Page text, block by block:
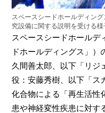
スペースシードホールディン
究設備に関する説明を受ける様
スペースシードホールデ
ドホールディングス」
久間善太郎、以下「リジ
役：安藤秀樹、以下「ス
化合物による「再生活性
患や神経変性疾患に対す